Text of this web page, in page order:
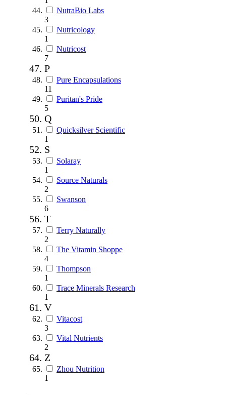
NutraBio Labs
3
Nutricology
1
Nutricost
7
P
Pure Encapsulations
11
Puritan's Pride
5
Q
Quicksilver Scientific
1
S
Solaray
1
Source Naturals
2
Swanson
6
T
Terry Naturally
2
The Vitamin Shoppe
4
Thompson
1
Trace Minerals Research
1
V
Vitacost
3
Vital Nutrients
2
Z
Zhou Nutrition
1